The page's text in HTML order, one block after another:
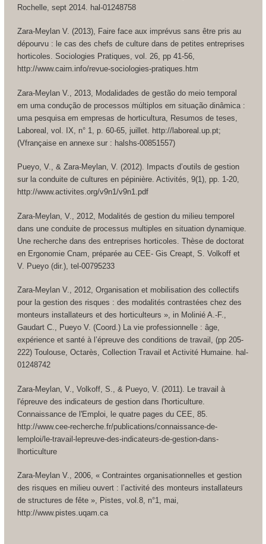
Rochelle, sept 2014. hal-01248758
Zara-Meylan V. (2013), Faire face aux imprévus sans être pris au
dépourvu : le cas des chefs de culture dans de petites entreprises
horticoles. Sociologies Pratiques, vol. 26, pp 41-56,
http://www.cairn.info/revue-sociologies-pratiques.htm
Zara-Meylan V., 2013, Modalidades de gestão do meio temporal
em uma condução de processos múltiplos em situação dinâmica :
uma pesquisa em empresas de horticultura, Resumos de teses,
Laboreal, vol. IX, n° 1, p. 60-65, juillet. http://laboreal.up.pt;
(Vfrançaise en annexe sur : halshs-00851557)
Pueyo, V., & Zara-Meylan, V. (2012). Impacts d’outils de gestion
sur la conduite de cultures en pépinière. Activités, 9(1), pp. 1-20,
http://www.activites.org/v9n1/v9n1.pdf
Zara-Meylan, V., 2012, Modalités de gestion du milieu temporel
dans une conduite de processus multiples en situation dynamique.
Une recherche dans des entreprises horticoles. Thèse de doctorat
en Ergonomie Cnam, préparée au CEE- Gis Creapt, S. Volkoff et
V. Pueyo (dir.), tel-00795233
Zara-Meylan V., 2012, Organisation et mobilisation des collectifs
pour la gestion des risques : des modalités contrastées chez des
monteurs installateurs et des horticulteurs », in Molinié A.-F.,
Gaudart C., Pueyo V. (Coord.) La vie professionnelle : âge,
expérience et santé à l’épreuve des conditions de travail, (pp 205-
222) Toulouse, Octarès, Collection Travail et Activité Humaine. hal-
01248742
Zara-Meylan, V., Volkoff, S., & Pueyo, V. (2011). Le travail à
l'épreuve des indicateurs de gestion dans l'horticulture.
Connaissance de l'Emploi, le quatre pages du CEE, 85.
http://www.cee-recherche.fr/publications/connaissance-de-
lemploi/le-travail-lepreuve-des-indicateurs-de-gestion-dans-
lhorticulture
Zara-Meylan V., 2006, « Contraintes organisationnelles et gestion
des risques en milieu ouvert : l’activité des monteurs installateurs
de structures de fête », Pistes, vol.8, n°1, mai,
http://www.pistes.uqam.ca